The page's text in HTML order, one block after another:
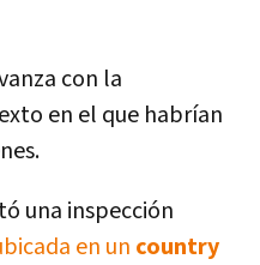
con la
en el que habrían
una inspección
en un country